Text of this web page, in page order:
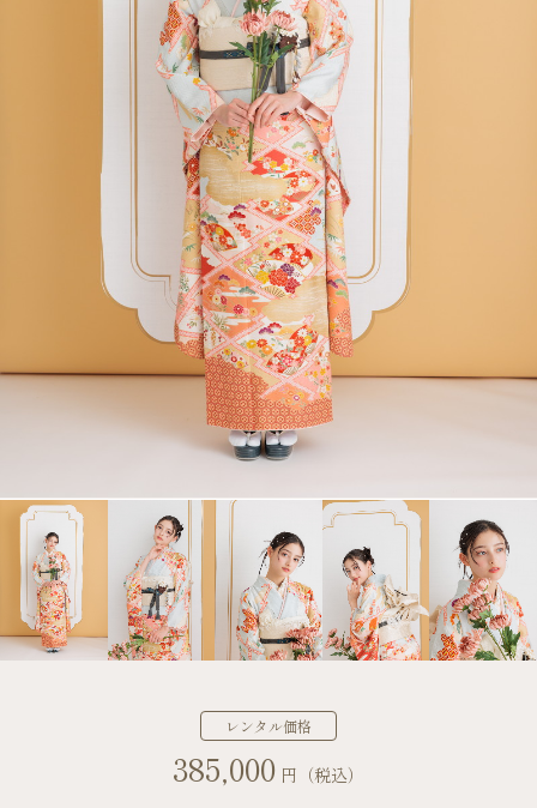
ママ振袖相談会
衣裳カタログ
LOOKBOOK
高校3年生の方へ
大学1年生の方へ
大学2年生の方へ
ヘアスタイリング特集
アルバム・写真商品
コンセプト
よくあるご質問
店舗案内
振袖レンタルの流れ
写真だけの成人式の流れ
レンタル価格
385,000 円（税込）